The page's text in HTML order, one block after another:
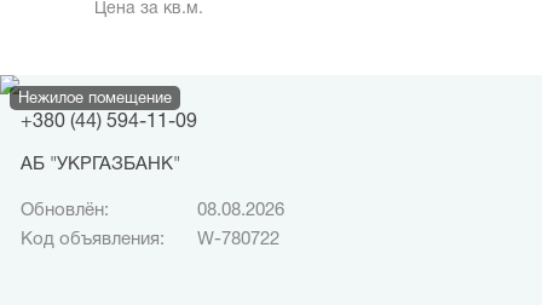
Цена за кв.м.
+380 (44) 594-11-09
АБ "УКРГАЗБАНК"
Обновлён:
08.08.2026
Код объявления:
W-780722
Нежилое помещение